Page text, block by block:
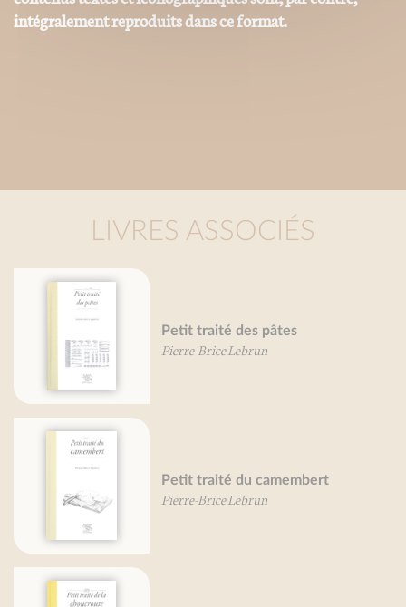
intégralement reproduits dans ce format.
LIVRES ASSOCIÉS
Petit traité des pâtes
Pierre-Brice Lebrun
Petit traité du camembert
Pierre-Brice Lebrun